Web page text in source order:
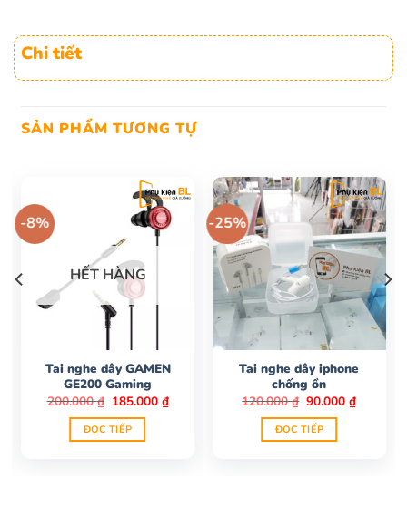
Chi tiết
SẢN PHẨM TƯƠNG TỰ
-8%
HẾT HÀNG
Tai nghe dây GAMEN
GE200 Gaming
200.000₫ Giá
gốc
là:
200.000 ₫.
185.000 ₫Giá
hiện
ĐỌC TIẾP
-25%
Tai nghe dây iphone
chống ồn
120.000₫ Giá
gốc
là:
120.000 ₫.
90.000₫Giá
ĐỌC TIẾP